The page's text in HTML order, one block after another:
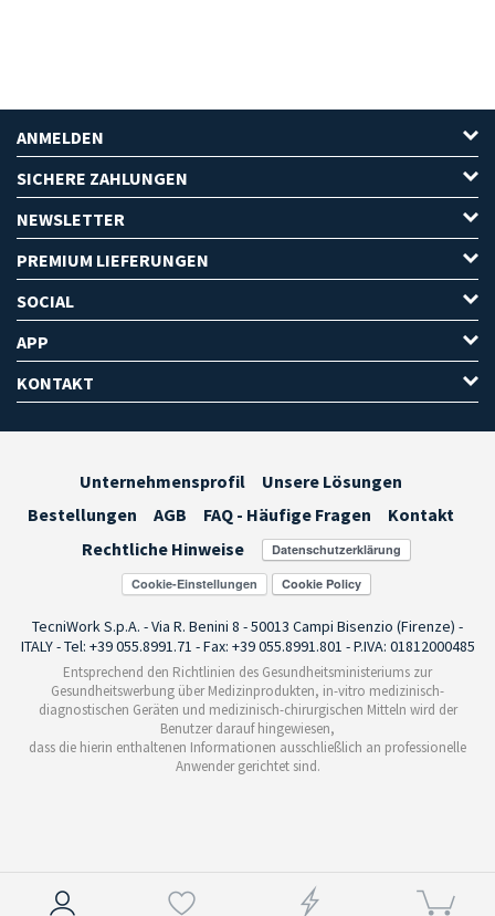
ANMELDEN
SICHERE ZAHLUNGEN
NEWSLETTER
PREMIUM LIEFERUNGEN
SOCIAL
APP
KONTAKT
Unternehmensprofil
Unsere Lösungen
Bestellungen
AGB FAQ - Häufige Fragen
Kontakt
Rechtliche Hinweise
Cookie-Einstellungen
TecniWork S.p.A. - Via R. Benini 8 - 50013 Campi Bisenzio (Firenze) -
ITALY - Tel: +39 055.8991.71 - Fax: +39 055.8991.801 - P.IVA: 01812000485
Entsprechend den Richtlinien des Gesundheitsministeriums zur
Gesundheitswerbung über Medizinprodukten, in-vitro medizinisch-
diagnostischen Geräten und medizinisch-chirurgischen Mitteln wird der
Benutzer darauf hingewiesen,
dass die hierin enthaltenen Informationen ausschließlich an professionelle
Anwender gerichtet sind.